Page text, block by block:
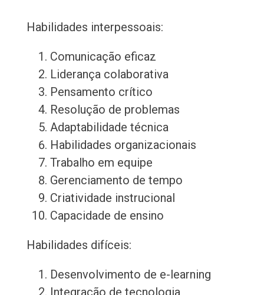
Habilidades interpessoais:
Comunicação eficaz
Liderança colaborativa
Pensamento crítico
Resolução de problemas
Adaptabilidade técnica
Habilidades organizacionais
Trabalho em equipe
Gerenciamento de tempo
Criatividade instrucional
Capacidade de ensino
Habilidades difíceis:
Desenvolvimento de e-learning
Integração de tecnologia